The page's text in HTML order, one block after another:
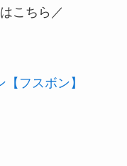
こちら／
フスボン】